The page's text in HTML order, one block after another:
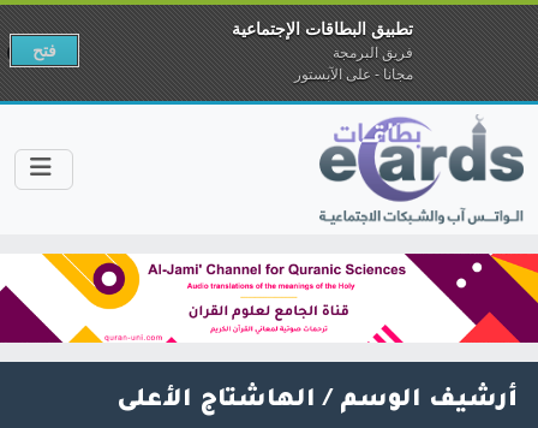
أرشيف الوسم / الهاشتاج الأعلى
تطبيق البطاقات الإجتماعية
فريق البرمجة
مجانا - على الآبستور
فتح